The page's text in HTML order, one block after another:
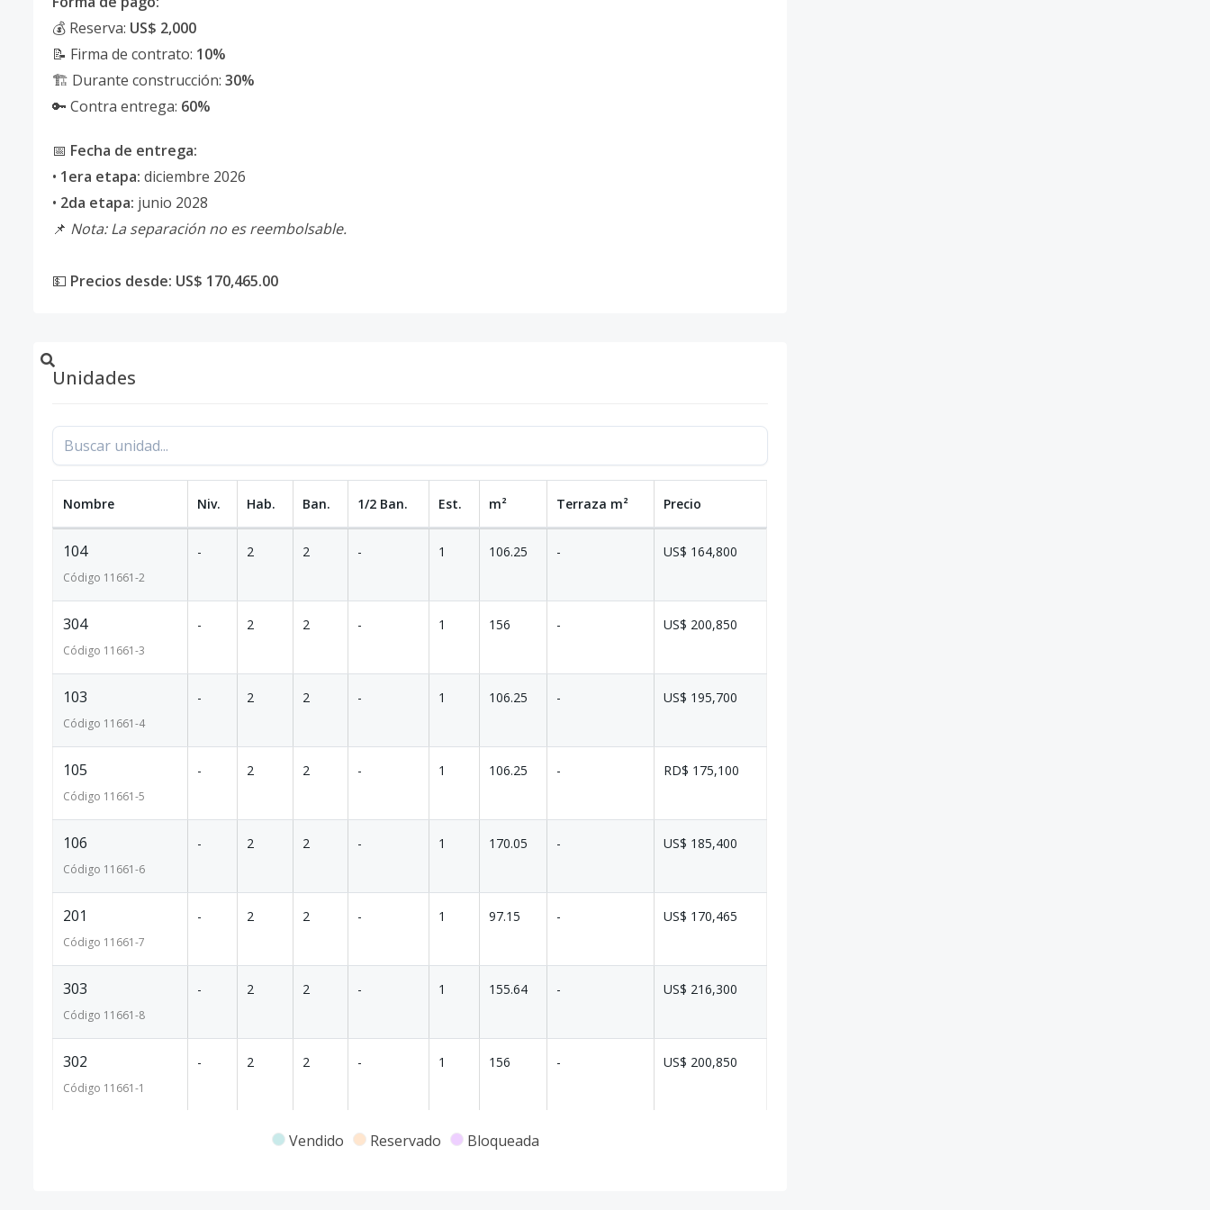
💰 Reserva: US$ 2,000
📝 Firma de contrato: 10%
🏗️ Durante construcción: 30%
🔑 Contra entrega: 60%
📅 Fecha de entrega:
• 1era etapa: diciembre 2026
• 2da etapa: junio 2028
📌 Nota: La separación no es reembolsable.
💵 Precios desde: US$ 170,465.00
Unidades
Nombre Niv. Hab. Ban. 1/2 Ban. Est. m² Terraza m² Precio
104
Código 11661-2
- 2 2 - 1 106.25 - US$ 164,800
304
Código 11661-3
- 2 2 - 1 156 - US$ 200,850
103
Código 11661-4
- 2 2 - 1 106.25 - US$ 195,700
105
Código 11661-5
- 2 2 - 1 106.25 - RD$ 175,100
106
Código 11661-6
- 2 2 - 1 170.05 - US$ 185,400
201
Código 11661-7
- 2 2 - 1 97.15 - US$ 170,465
303
Código 11661-8
- 2 2 - 1 155.64 - US$ 216,300
302
Código 11661-1
- 2 2 - 1 156 - US$ 200,850
Vendido Reservado Bloqueada